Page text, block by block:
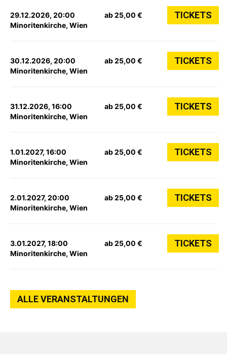
29.12.2026, 20:00
Minoritenkirche, Wien
ab 25,00 € TICKETS
30.12.2026, 20:00
Minoritenkirche, Wien
ab 25,00 € TICKETS
31.12.2026, 16:00
Minoritenkirche, Wien
ab 25,00 € TICKETS
1.01.2027, 16:00
Minoritenkirche, Wien
ab 25,00 € TICKETS
2.01.2027, 20:00
Minoritenkirche, Wien
ab 25,00 € TICKETS
3.01.2027, 18:00
Minoritenkirche, Wien
ab 25,00 € TICKETS
ALLE VERANSTALTUNGEN